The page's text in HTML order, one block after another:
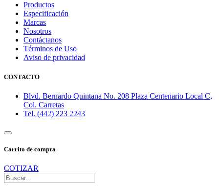
Productos
Especificación
Marcas
Nosotros
Contáctanos
Términos de Uso
Aviso de privacidad
CONTACTO
Blvd. Bernardo Quintana No. 208 Plaza Centenario Local C,
Col. Carretas
Tel. (442) 223 2243
Carrito de compra
COTIZAR